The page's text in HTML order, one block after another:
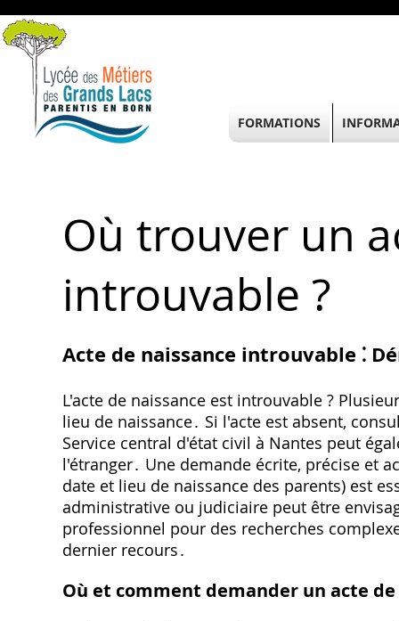
Où trouver un
introuvable ?
Acte de naissance introuvable ⁚
L'acte de naissance est introuvable ?
lieu de naissance․ Si l'acte est absent,
Service central d'état civil à Nantes peut
l'étranger․ Une demande écrite, précise et
date et lieu de naissance des parents) est
administrative ou judiciaire peut être
professionnel pour des recherches
dernier recours․
Où et comment demander un acte de
FORMATIONS